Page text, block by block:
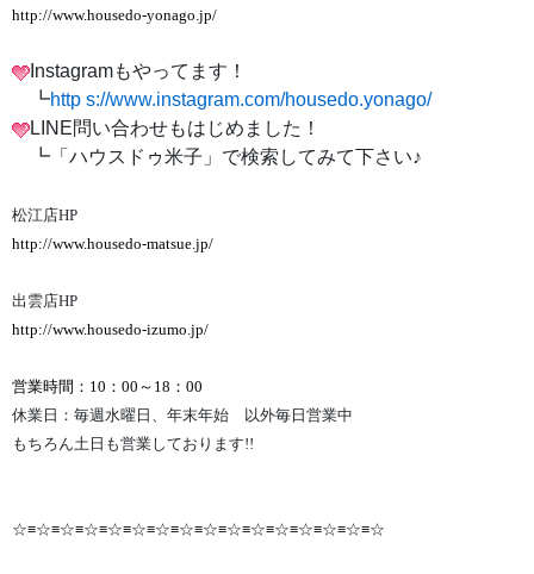
http://www.housedo-yonago.jp/
Instagramもやってます！
┗http s://www.instagram.com/housedo.yonago/
LINE問い合わせもはじめました！
┗「ハウスドゥ米子」で検索してみて下さい♪
松江店HP
http://www.housedo-matsue.jp/
出雲店HP
http://www.housedo-izumo.jp/
営業時間：10：00～18：00
休業日：毎週水曜日、年末年始 以外毎日営業中
もちろん土日も営業しております!!
☆≡☆≡☆≡☆≡☆≡☆≡☆≡☆≡☆≡☆≡☆≡☆≡☆≡☆≡☆≡☆